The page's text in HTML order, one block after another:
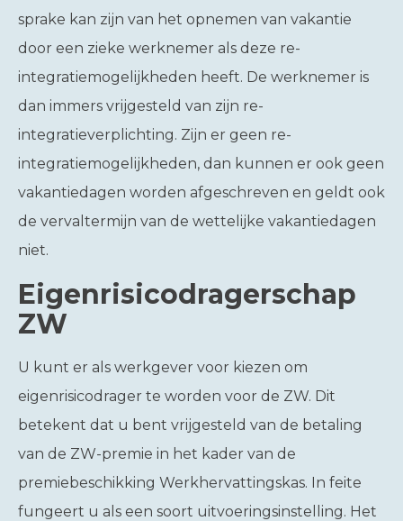
sprake kan zijn van het opnemen van vakantie
door een zieke werknemer als deze re-
integratiemogelijkheden heeft. De werknemer is
dan immers vrijgesteld van zijn re-
integratieverplichting. Zijn er geen re-
integratiemogelijkheden, dan kunnen er ook geen
vakantiedagen worden afgeschreven en geldt ook
de vervaltermijn van de wettelijke vakantiedagen
niet.
Eigenrisicodragerschap
ZW
U kunt er als werkgever voor kiezen om
eigenrisicodrager te worden voor de ZW. Dit
betekent dat u bent vrijgesteld van de betaling
van de ZW-premie in het kader van de
premiebeschikking Werkhervattingskas. In feite
fungeert u als een soort uitvoeringsinstelling. Het